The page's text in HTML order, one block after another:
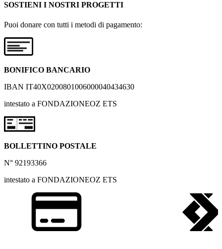
SOSTIENI I NOSTRI PROGETTI
Puoi donare con tutti i metodi di pagamento:
BONIFICO BANCARIO
IBAN IT40X0200801006000040434630
intestato a FONDAZIONEOZ ETS
BOLLETTINO POSTALE
N° 92193366
intestato a FONDAZIONEOZ ETS